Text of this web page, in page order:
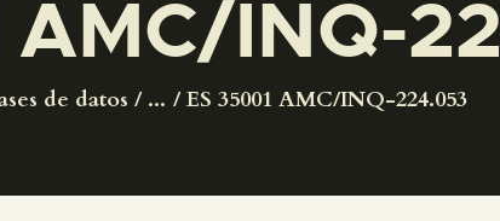
AMC/INQ-
de datos ... ES 35001 AMC/INQ-224.053